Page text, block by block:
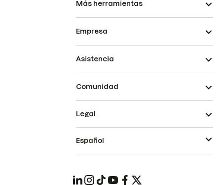
Más herramientas
Empresa
Asistencia
Comunidad
Legal
Español